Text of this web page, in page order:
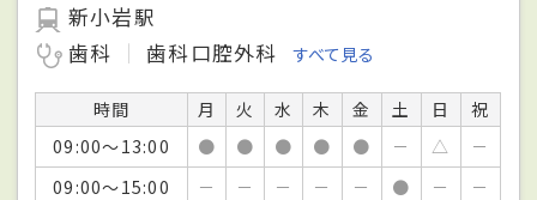
新小岩駅
歯科
歯科口腔外科 すべて見る
時間 月 火 水 木 金 土 日
祝
09:00～13:00
● ● ● ● ● － △
－
09:00～15:00
－ － － － － ● －
－